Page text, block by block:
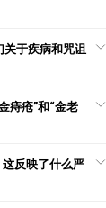
联系上下文(1)
圣洁的关系
！
关于疾病和咒诅
痔疮”和“金老
反映了什么严